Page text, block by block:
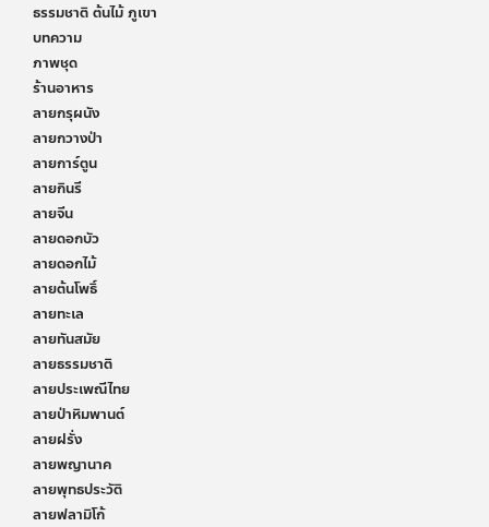
ธรรมชาติ ต้นไม้ ภูเขา
บทความ
ภาพชุด
ร้านอาหาร
ลายกรุผนัง
ลายกวางป่า
ลายการ์ตูน
ลายกินรี
ลายจีน
ลายดอกบัว
ลายดอกไม้
ลายต้นโพธิ์
ลายทะเล
ลายทันสมัย
ลายธรรมชาติ
ลายประเพณีไทย
ลายป่าหิมพานต์
ลายฝรั่ง
ลายพญานาค
ลายพุทธประวัติ
ลายฟลามิโก้